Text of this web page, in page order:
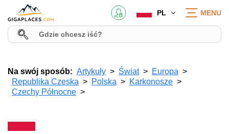
PL MENU
Na swój sposób: Artykuły Świat
Europa
Republika Czeska
Polska
Karkonosze
Czechy Północne